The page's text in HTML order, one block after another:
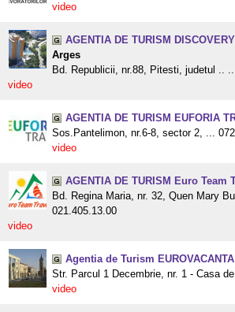
video
AGENTIA DE TURISM
Arges
Bd. Republicii, nr.88, Pitesti, judetul ..
video
AGENTIA DE TURISM EUFORIA
Sos.Pantelimon, nr.6-8, sector 2, ...
video
AGENTIA DE TURISM Euro Team
Bd. Regina Maria, nr. 32, Quen Mary
021.405.13.00
video
Agentia de Turism EUROVACANTA
Str. Parcul 1 Decembrie, nr. 1 - Casa
video